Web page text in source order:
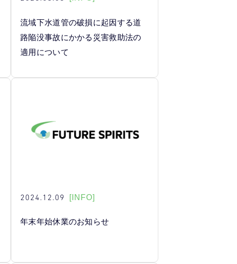
流域下水道管の破損に起因する道
路陥没事故にかかる災害救助法の
適用について
2024.12.09 [INFO]
年末年始休業のお知らせ